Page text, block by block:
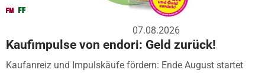
07.08.2026
Kaufimpulse von endori: Geld zurück!
Kaufanreiz und Impulskäufe fördern: Ende August startet